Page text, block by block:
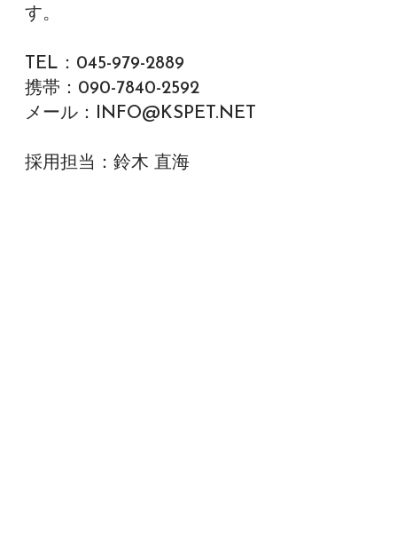
す。
TEL：045-979-2889
携帯：090-7840-2592
メール：INFO@KSPET.NET
採用担当：鈴木 直海